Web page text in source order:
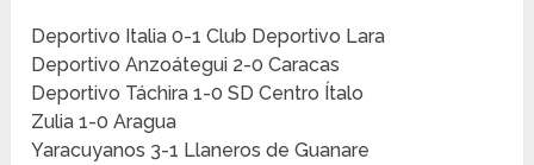
Deportivo Italia 0-1 Club Deportivo Lara
Deportivo Anzoátegui 2-0 Caracas
Deportivo Táchira 1-0 SD Centro Ítalo
Zulia 1-0 Aragua
Yaracuyanos 3-1 Llaneros de Guanare